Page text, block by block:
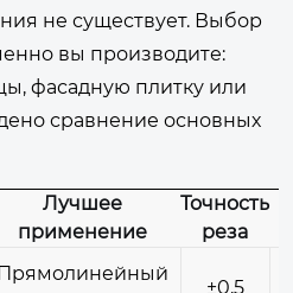
не существует. Выбор
вы производите:
фасадную плитку или
сравнение основных
Лучшее
применение
Точность
реза
Прямолинейный
±0,5